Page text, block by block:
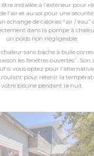
installée à l’extérieur pour
l’air et au sol pour une
échange de calories “air / eau”
dans la pompe à
un poids non négligeable.
sans bâche à bulle
les fenêtres ouvertes”. Son
si vous optez pour
pour retenir la
votre piscine pendant la nuit.